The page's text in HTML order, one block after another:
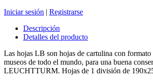
Iniciar sesión | Registrarse
Descripción
Detalles del producto
Las hojas LB son hojas de cartulina con
museos de todo el mundo, para una buena
LEUCHTTURM. Hojas de 1 división de